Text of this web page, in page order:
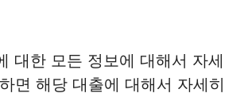
대한 모든 정보에 대해서 자세
면 해당 대출에 대해서 자세히